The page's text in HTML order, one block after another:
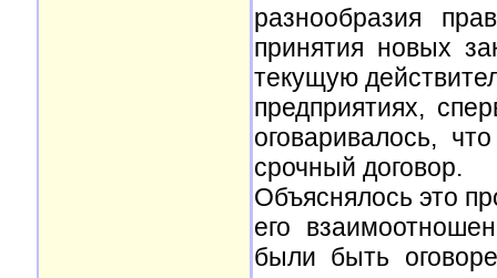
разнообразия
принятия новых
текущую
предприятиях,
оговаривалось,
срочный договор.
Объяснялось это
его
были быть